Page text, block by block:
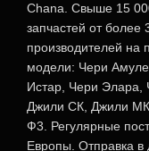
Chana. Свыше 15
запчастей от более
производителей на
модели: Чери
Истар, Чери Элара,
Джили СК, Джили
Ф3. Регулярные
Европы. Отправка